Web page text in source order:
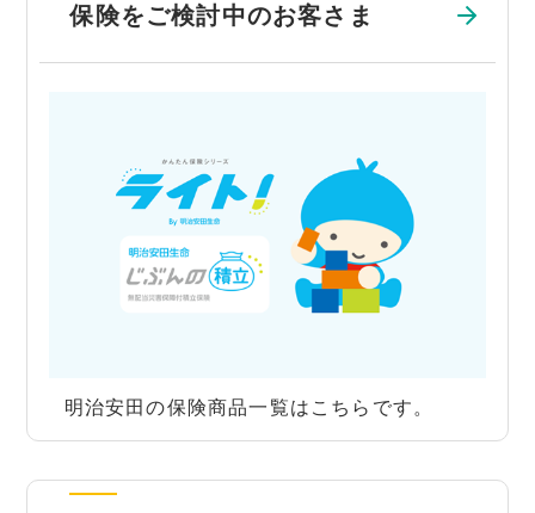
保険をご検討中のお客さま
明治安田の保険商品一覧はこちらです。